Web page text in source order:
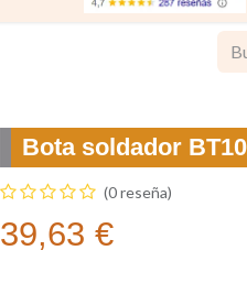
Bota soldador
(0 reseña)
39,63 €